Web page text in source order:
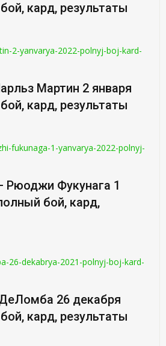
кард, результаты
Мартин 2 января
кард, результаты
Рюоджи Фукунага 1
бой, кард,
26 декабря
кард, результаты